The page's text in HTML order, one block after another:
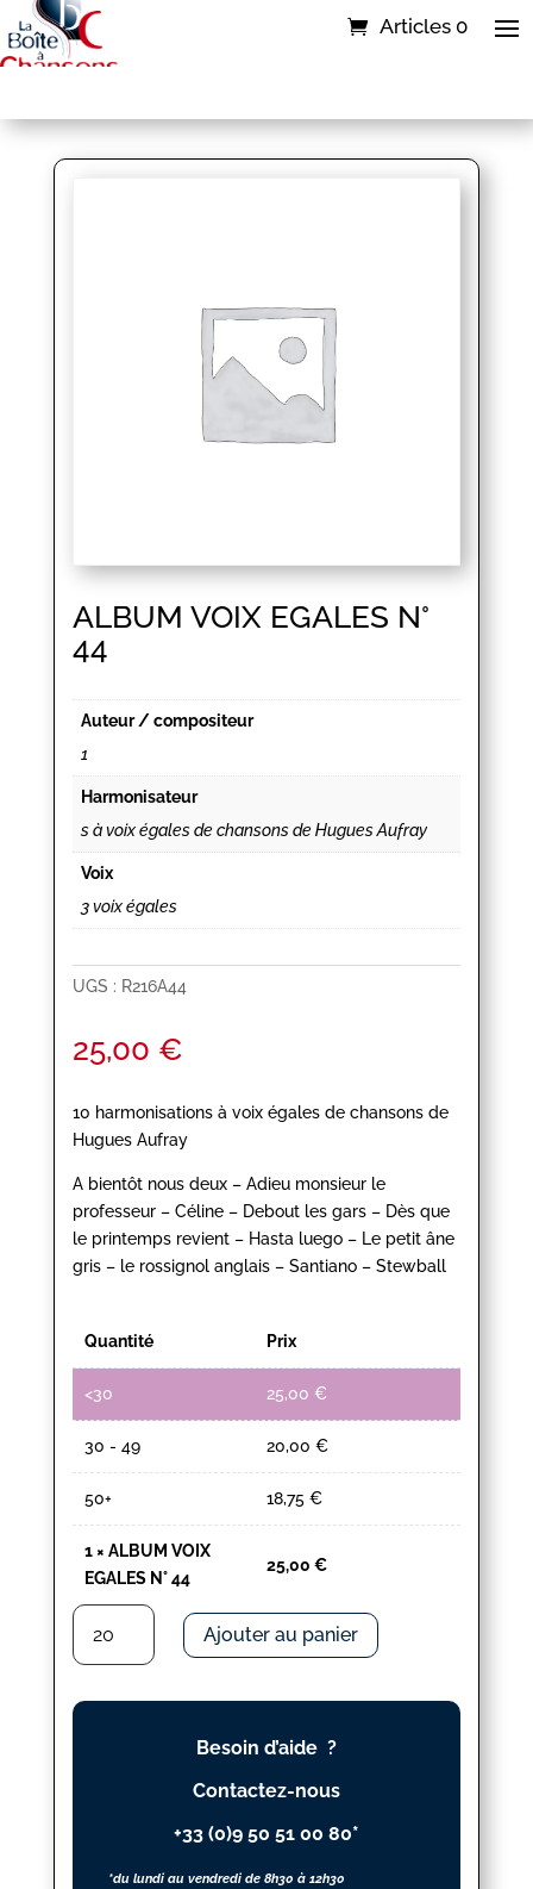
Articles 0
ALBUM VOIX EGALES N°
44
Auteur / compositeur
1
Harmonisateur
s à voix égales de chansons de Hugues Aufray
Voix
3 voix égales
UGS : R216A44
25,00 €
10 harmonisations à voix égales de chansons de
Hugues Aufray
A bientôt nous deux – Adieu monsieur le
professeur – Céline – Debout les gars – Dès que
le printemps revient – Hasta luego – Le petit âne
gris – le rossignol anglais – Santiano – Stewball
Quantité Prix
<30 25,00 €
30 - 49 20,00 €
50+ 18,75 €
1× ALBUM VOIX
EGALES N° 44
25,00 €
quantité
ALBUM
VOIX
Ajouter au panier
Besoin d’aide ?
Contactez-nous
+33 (0)9 50 51 00 80*
*du lundi au vendredi de 8h30 à 12h30